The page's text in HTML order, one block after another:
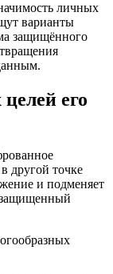
личных
варианты
защищённого
его
другой точке
и подменяет
защищенный